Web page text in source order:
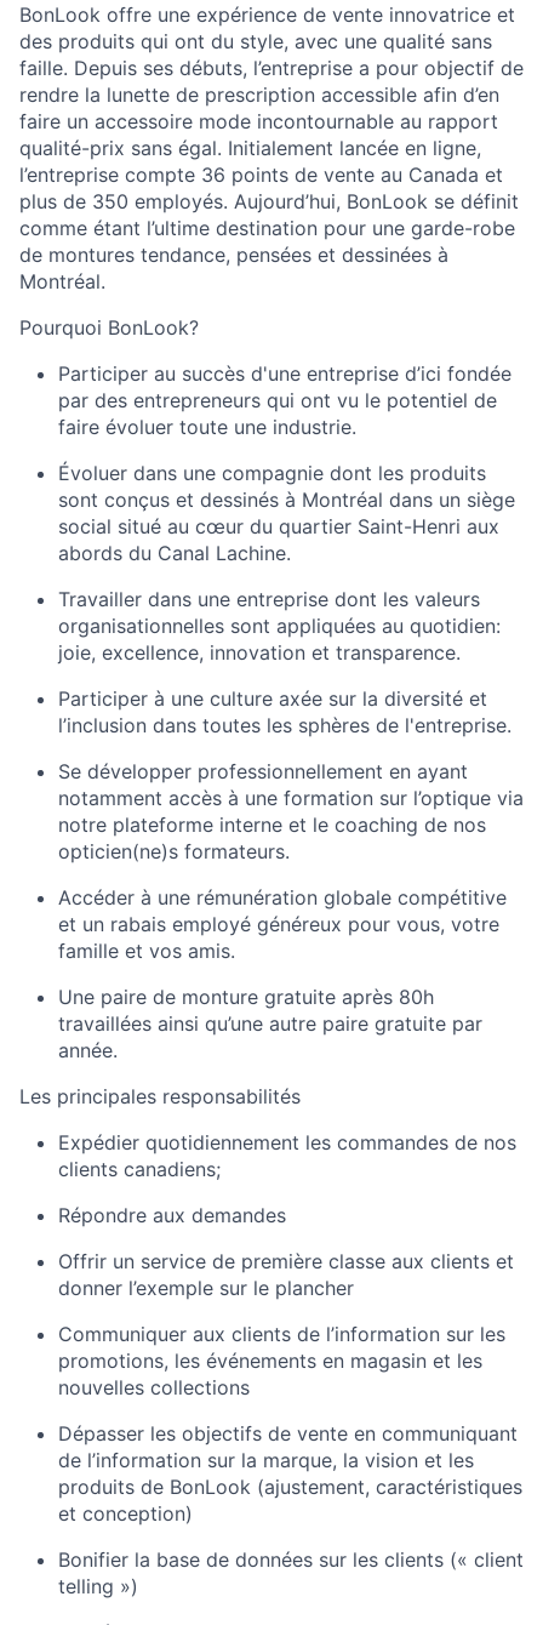
BonLook offre une expérience de vente innovatrice et
des produits qui ont du style, avec une qualité sans
faille. Depuis ses débuts, l’entreprise a pour objectif de
rendre la lunette de prescription accessible afin d’en
faire un accessoire mode incontournable au rapport
qualité-prix sans égal. Initialement lancée en ligne,
l’entreprise compte 36 points de vente au Canada et
plus de 350 employés. Aujourd’hui, BonLook se définit
comme étant l’ultime destination pour une garde-robe
de montures tendance, pensées et dessinées à
Montréal.
Pourquoi BonLook?
Participer au succès d'une entreprise d’ici fondée
par des entrepreneurs qui ont vu le potentiel de
faire évoluer toute une industrie.
Évoluer dans une compagnie dont les produits
sont conçus et dessinés à Montréal dans un siège
social situé au cœur du quartier Saint-Henri aux
abords du Canal Lachine.
Travailler dans une entreprise dont les valeurs
organisationnelles sont appliquées au quotidien:
joie, excellence, innovation et transparence.
Participer à une culture axée sur la diversité et
l’inclusion dans toutes les sphères de l'entreprise.
Se développer professionnellement en ayant
notamment accès à une formation sur l’optique via
notre plateforme interne et le coaching de nos
opticien(ne)s formateurs.
Accéder à une rémunération globale compétitive
et un rabais employé généreux pour vous, votre
famille et vos amis.
Une paire de monture gratuite après 80h
travaillées ainsi qu’une autre paire gratuite par
année.
Les principales responsabilités
Expédier quotidiennement les commandes de nos
clients canadiens;
Répondre aux demandes
Offrir un service de première classe aux clients et
donner l’exemple sur le plancher
Communiquer aux clients de l’information sur les
promotions, les événements en magasin et les
nouvelles collections
Dépasser les objectifs de vente en communiquant
de l’information sur la marque, la vision et les
produits de BonLook (ajustement, caractéristiques
et conception)
Bonifier la base de données sur les clients (« client
telling »)